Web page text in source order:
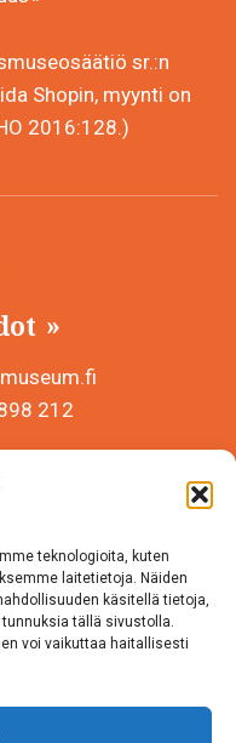
teknologioita, kuten
laitetietoja. Näiden
käsitellä tietoja,
tällä sivustolla.
voi vaikuttaa haitallisesti
sr.:n
Shopin, myynti on
2016:128.)
212
2
somesta!